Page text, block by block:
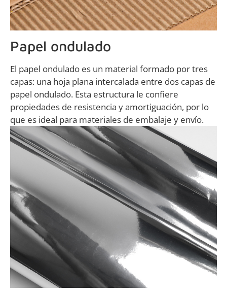
Papel ondulado
El papel ondulado es un material formado por tres
capas: una hoja plana intercalada entre dos capas de
papel ondulado. Esta estructura le confiere
propiedades de resistencia y amortiguación, por lo
que es ideal para materiales de embalaje y envío.